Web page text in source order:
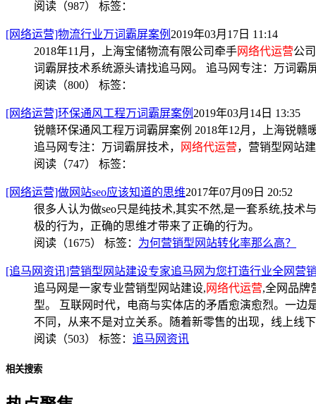
阅读（987） 标签：
[网络运营]物流行业万词霸屏案例 2019年03月17日 11:14
2018年11月，上海宝储物流有限公司牵手网络代运营公
词霸屏技术系统源头请找追马网。 追马网专注：万词霸
阅读（800） 标签：
[网络运营]环保通风工程万词霸屏案例 2019年03月14日 13:35
锐赣环保通风工程万词霸屏案例 2018年12月，上海锐赣
追马网专注：万词霸屏技术，
网络代运营，营销型网站
阅读（747） 标签：
[网络运营]做网站seo应该知道的思维2017年07月09日 20:52
很多人认为做seo只是纯技术,其实不然,是一套系统,技
极的行为，正确的思维才带来了正确的行为。
阅读（1675） 标签： 为何营销型网站转化率那么高？
[追马网资讯]营销型网站建设专家追马网为您打造行业全网营
追马网是一家专业营销型网站建设, 网络代运营,全网品牌
型。 互联网时代，电商与实体店的矛盾愈演愈烈。一
不同，从来不是对立关系。随着新零售的出现，线上线
阅读（503） 标签： 追马网资讯
相关搜索